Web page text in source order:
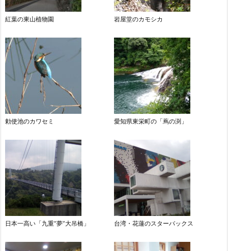
紅葉の東山植物園 岩屋堂のカモシカ
勅使池のカワセミ 愛知県東栄町の「蔦の渕」
日本一高い「九重“夢”大吊橋」 台湾・花蓮のスターバックス